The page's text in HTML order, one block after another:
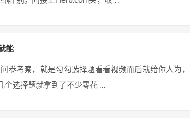
能
卷考察，就是勾勾选择题看看视频而后就给你人为，
个选择题就拿到了不少零花 ...